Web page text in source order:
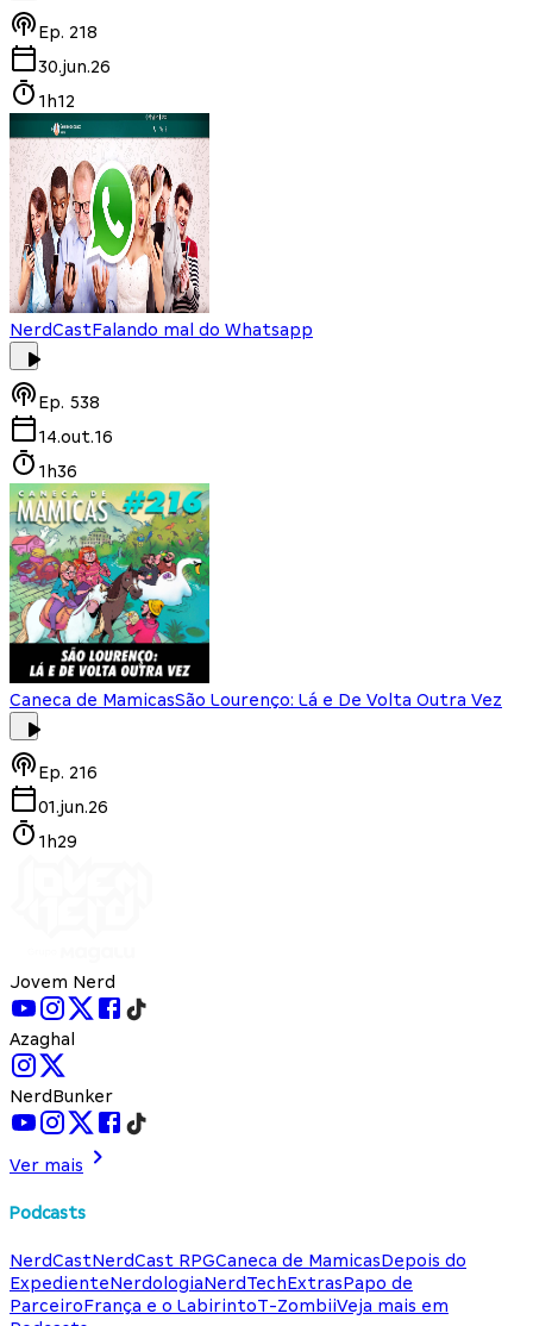
Ep. 218
30.jun.26
1h12
NerdCastFalando mal do Whatsapp
Ep. 538
14.out.16
1h36
Caneca de MamicasSão Lourenço: Lá e De Volta Outra Vez
Ep. 216
01.jun.26
1h29
Jovem Nerd
Azaghal
NerdBunker
Ver mais
Podcasts
NerdCastNerdCast RPGCaneca de MamicasDepois do
ExpedienteNerdologiaNerdTechExtrasPapo de
ParceiroFrança e o LabirintoT-ZombiiVeja mais em